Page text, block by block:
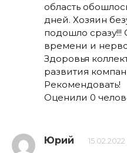
область
дней. Хозяин
подошло сразу!!!
времени и
Здоровья
развития
Рекомендовать!
Оценили 0
Юрий 15.02.2022